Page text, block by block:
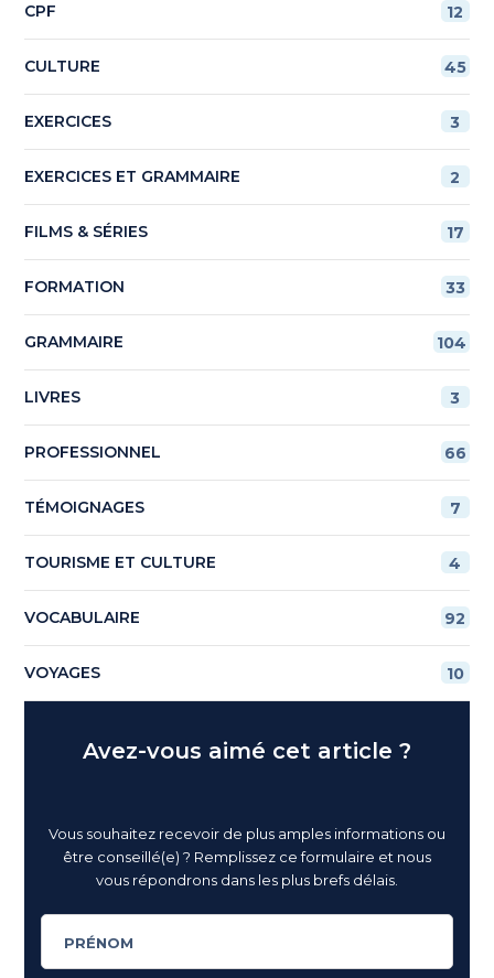
CPF 12
CULTURE 45
EXERCICES 3
EXERCICES ET GRAMMAIRE 2
FILMS & SÉRIES 17
FORMATION 33
GRAMMAIRE 104
LIVRES 3
PROFESSIONNEL 66
TÉMOIGNAGES 7
TOURISME ET CULTURE 4
VOCABULAIRE 92
VOYAGES 10
Avez-vous aimé cet article ?
Vous souhaitez recevoir de plus amples informations ou
être conseillé(e) ? Remplissez ce formulaire et nous
vous répondrons dans les plus brefs délais.